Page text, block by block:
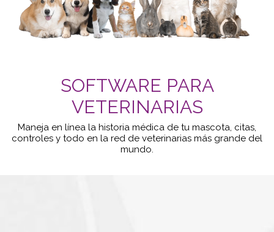
SOFTWARE PARA
VETERINARIAS
Maneja en línea la historia médica de tu mascota, citas,
controles y todo en la red de veterinarias más grande del
mundo.